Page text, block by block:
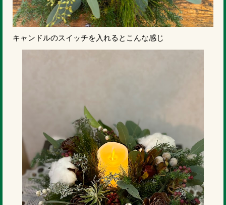
キャンドルのスイッチを入れるとこんな感じ